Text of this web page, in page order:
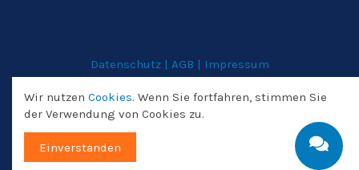
Datenschutz| AGB | Impressum
Copyright © 2021 | Unfallrechtler.de
created by HOOSA Design Manufaktur
Wir nutzen Cookies. Wenn Sie fortfahren, stimmen Sie
der Verwendung von Cookies zu.
Einverstanden